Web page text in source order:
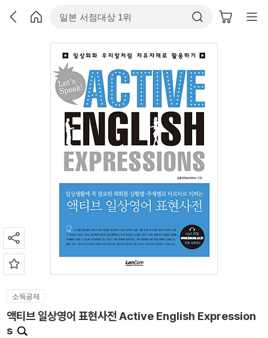
소득공제
액티브 일상영어 표현사전 Active English Expression
s